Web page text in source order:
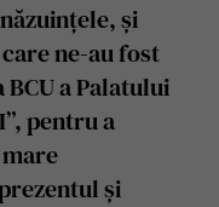
și
ne-au fost
a Palatului
pentru a
și